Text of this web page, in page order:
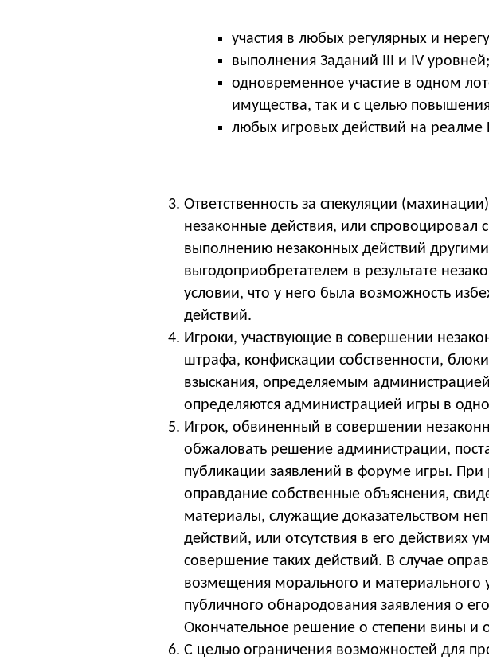
участия в любых регулярных и
выполнения Заданий III и IV уровней;
одновременное участие в одном
имущества, так и с целью
любых игровых действий на реалме
Ответственность за спекуляции
незаконные действия, или
выполнению незаконных действий
выгодоприобретателем в результате
условии, что у него была возможность
действий.
Игроки, участвующие в совершении
штрафа, конфискации собственности,
взыскания, определяемым
определяются администрацией игры в
Игрок, обвиненный в совершении
обжаловать решение администрации,
публикации заявлений в форуме игры. При
оправдание собственные объяснения,
материалы, служащие доказательством
действий, или отсутствия в его действиях
совершение таких действий. В случае
возмещения морального и
публичного обнародования заявления о
Окончательное решение о степени вины и
С целью ограничения возможностей для